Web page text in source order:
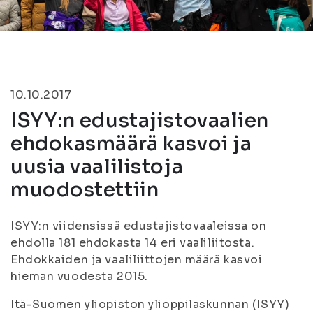
10.10.2017
ISYY:n edustajistovaalien
ehdokasmäärä kasvoi ja
uusia vaalilistoja
muodostettiin
ISYY:n viidensissä edustajistovaaleissa on
ehdolla 181 ehdokasta 14 eri vaaliliitosta.
Ehdokkaiden ja vaaliliittojen määrä kasvoi
hieman vuodesta 2015.
Itä-Suomen yliopiston ylioppilaskunnan (ISYY)